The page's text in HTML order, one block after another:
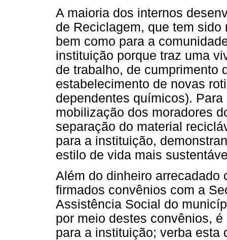
A maioria dos internos
de Reciclagem, que tem
bem como para a
instituição porque traz uma
de trabalho, de cumprimento
estabelecimento de novas
dependentes químicos).
mobilização dos moradores
separação do material
para a instituição,
estilo de vida mais
Além do dinheiro arrecadado
firmados convênios com a
Assistência Social do
por meio destes convênios,
para a instituição; verba esta